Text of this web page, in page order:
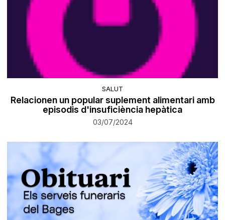
SALUT
Relacionen un popular suplement alimentari amb
episodis d'insuficiència hepàtica
03/07/2024